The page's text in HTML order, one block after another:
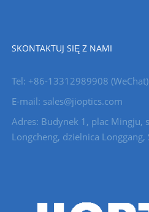
SKONTAKTUJ SIĘ Z NAMI
Tel: +86-13312989908 (WeChat)
E-mail: sales@jioptics.com
Adres: Budynek 1, plac Mingju,
Longcheng, dzielnica Longgang,